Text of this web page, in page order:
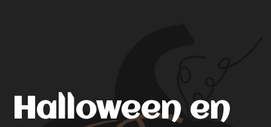
Halloween en